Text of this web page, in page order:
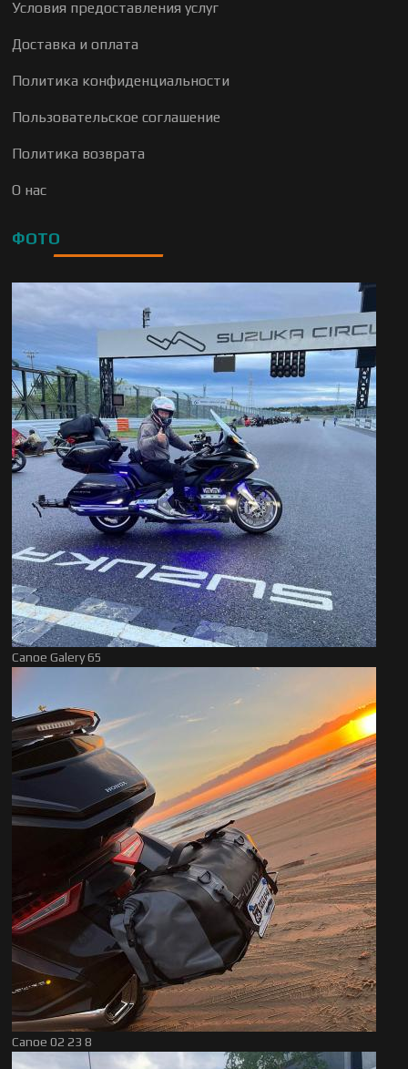
Условия предоставления услуг
Доставка и оплата
Политика конфиденциальности
Пользовательское соглашение
Политика возврата
О нас
ФОТО
Canoe Galery 65
Canoe 02 23 8